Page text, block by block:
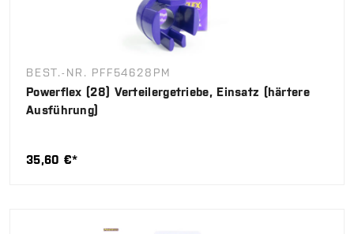
BEST.-NR. PFF54628PM
Powerflex (28) Verteilergetriebe, Einsatz (härtere
Ausführung)
35,60 €*